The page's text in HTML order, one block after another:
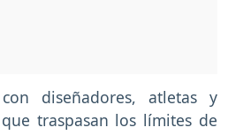
diseñadores, atletas y
traspasan los límites de